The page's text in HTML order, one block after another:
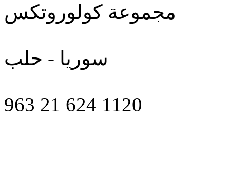
مجموعة كولوروتكس
سوريا - حلب
963 21 624 1120